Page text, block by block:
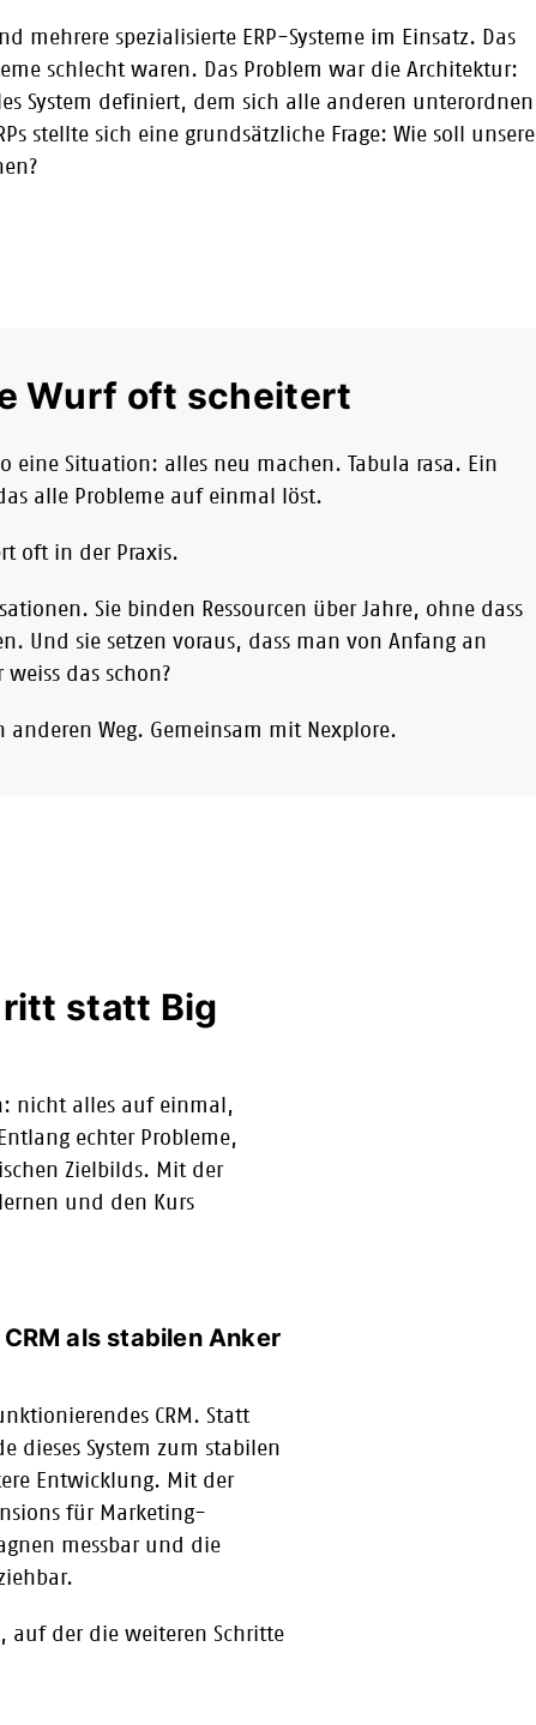
mehrere spezialisierte ERP-Systeme im Einsatz. Das
schlecht waren. Das Problem war die Architektur:
System definiert, dem sich alle anderen unterordnen
stellte sich eine grundsätzliche Frage: Wie soll unsere
Wurf oft scheitert
eine Situation: alles neu machen. Tabula rasa. Ein
alle Probleme auf einmal löst.
oft in der Praxis.
Sie binden Ressourcen über Jahre, ohne dass
Und sie setzen voraus, dass man von Anfang an
das schon?
Weg. Gemeinsam mit Nexplore.
statt Big
nicht alles auf einmal,
echter Probleme,
Zielbilds. Mit der
und den Kurs
als stabilen Anker
CRM. Statt
dieses System zum stabilen
Entwicklung. Mit der
für Marketing-
messbar und die
auf der die weiteren Schritte